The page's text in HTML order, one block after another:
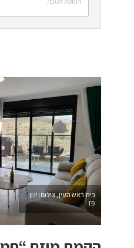
בית ראש העין, צילום: ינון
פז